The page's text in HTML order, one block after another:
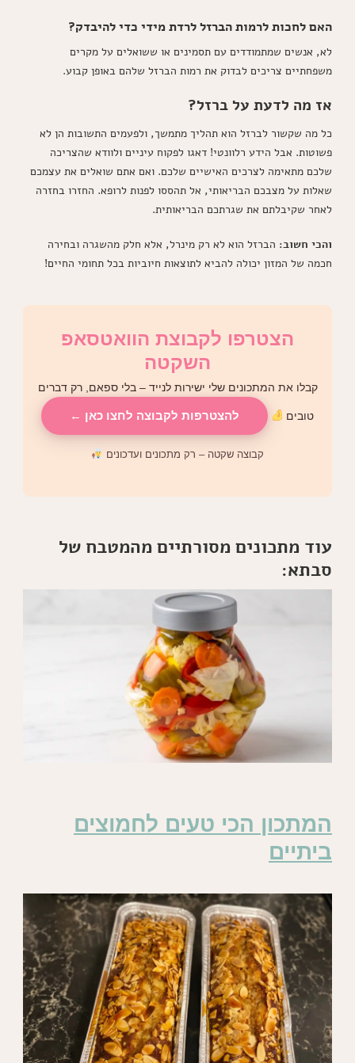
האם לחכות לרמות הברזל לרדת מידי כדי להיבדק?
לא, אנשים שמתמודדים עם תסמינים או ששואלים על מקרים
משפחתיים צריכים לבדוק את רמות הברזל שלהם באופן קבוע.
אז מה לדעת על ברזל?
כל מה שקשור לברזל הוא תהליך מתמשך, ולפעמים התשובות הן לא
פשוטות. אבל הידע רלוונטי! דאגו לפקוח עיניים ולוודא שהצריכה
שלכם מתאימה לצרכים האישיים שלכם. ואם אתם שואלים את עצמכם
שאלות על מצבכם הבריאותי, אל תהססו לפנות לרופא. החזרו בחזרה
לאחר שקיבלתם את שגרתכם הבריאותית.
והכי חשוב: הברזל הוא לא רק מינרל, אלא חלק מהשגרה ובחירה
חכמה של המזון יכולה להביא לתוצאות חיוביות בכל תחומי החיים!
הצטרפו לקבוצת הוואטסאפ
השקטה
קבלו את המתכונים שלי ישירות לנייד – בלי ספאם, רק דברים
טובים להצטרפות לקבוצה לחצו כאן ←
קבוצה שקטה – רק מתכונים ועדכונים
עוד מתכונים מסורתיים מהמטבח של
סבתא:
המתכון הכי טעים לחמוצים
ביתיים